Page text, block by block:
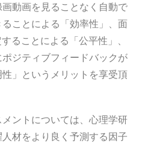
動画を見ることなく自動で
ことによる「効率性」、面
ることによる「公平性」、
ジティブフィードバックが
」というメリットを享受頂
ントについては、心理学研
材をより良く予測する因子